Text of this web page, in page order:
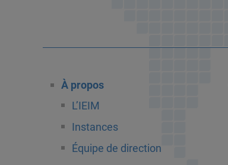
À propos
L’IEIM
Instances
Équipe de direction